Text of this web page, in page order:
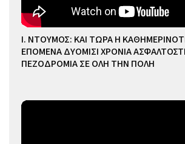
Ι. ΝΤΟΥΜΟΣ: ΚΑΙ ΤΩΡΑ Η
ΕΠΟΜΕΝΑ ΔΥΟΜΙΣΙ ΧΡΟΝΙΑ
ΠΕΖΟΔΡΟΜΙΑ ΣΕ ΟΛΗ ΤΗΝ ΠΟΛΗ